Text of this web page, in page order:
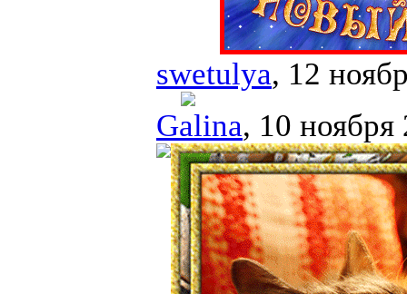
swetulya, 12
Galina, 10 ноября